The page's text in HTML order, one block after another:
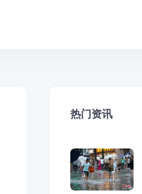
热门资讯